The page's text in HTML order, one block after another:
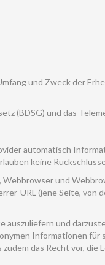
und Zweck der
(BDSG) und das
automatisch
keine
und
URL (jene Seite, von
auszuliefern und
Informationen für
das Recht vor, die